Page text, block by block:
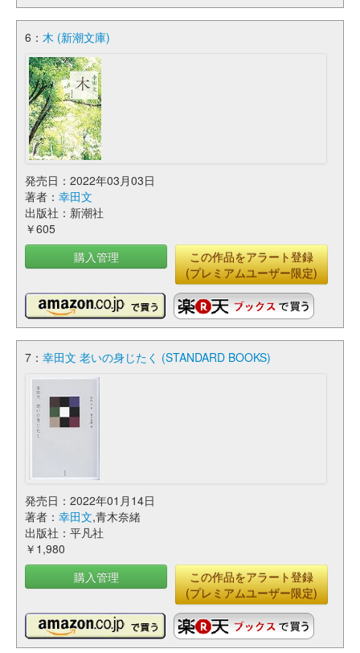
6： 木 (新潮文庫)
発売日：2022年03月03日
著者： 幸田文
出版社：新潮社
￥605
購入管理
この作品をアラート登録
(プレミアムユーザー限定)
7： 幸田文 老いの身じたく (STANDARD BOOKS)
発売日：2022年01月14日
著者： 幸田文,青木奈緒
出版社：平凡社
￥1,980
購入管理
この作品をアラート登録
(プレミアムユーザー限定)